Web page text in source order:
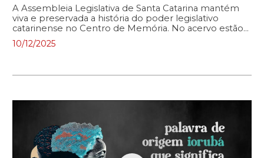
A Assembleia Legislativa de Santa Catarina mantém
viva e preservada a história do poder legislativo
catarinense no Centro de Memória. No acervo estão
documentos únicos como a primeira Constituição de
SC. O espaço é aberto para visitação.
10/12/2025